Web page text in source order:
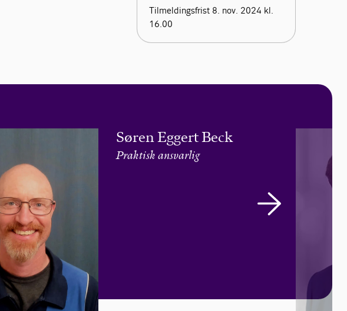
Tilmeldingsfrist 8. nov. 2024 kl.
16.00
Søren Eggert Beck
Praktisk ansvarlig